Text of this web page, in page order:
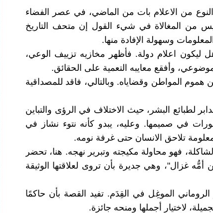
النوع من الاعلام بات من الماضي، في عصر الفضاء
من المغالاة في شيء القول إن متحف التاريخ
وسهولة الإفادة منها.
ليكون اعلام دولة. فأظهر مخازيه تزييف الوعي،
وأفقع معايبه التعمية على الحقائق.
المواطن وقضاياه. وبالتالي، فاقد للمصداقية
لطبائع البشر، حيث الاختلاف في الرؤى والتباين
في صميمها. وعليه، يبدو كأنه نتوء نشاز في
تلاحق الانسان حتى غرفة نومه.
فهو محاولة مكيجته وتبرير نهجه. هنا، تحضر
أمُّه غزال"، وهي جديرة بأن تروى لعلاقتها الوثيقة
الموغِل في القِدَم. تفيد القصة بأن حاكمًا
لاختيار أجملها ومنحه جائزة.